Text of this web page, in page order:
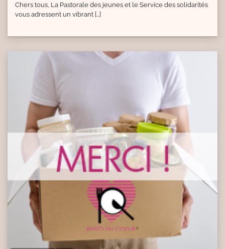
Chers tous, La Pastorale des jeunes et le Service des solidarités
vous adressent un vibrant […]